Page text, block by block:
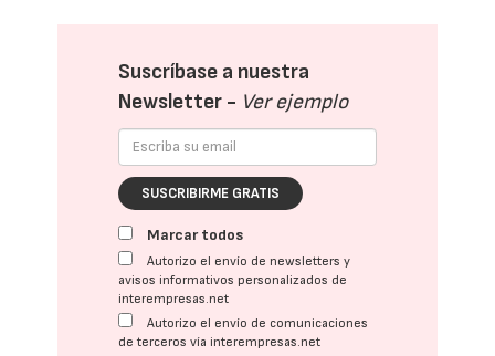
Suscríbase a nuestra
Newsletter - Ver ejemplo
SUSCRIBIRME GRATIS
Marcar todos
Autorizo el envío de newsletters y
avisos informativos personalizados de
interempresas.net
Autorizo el envío de comunicaciones
de terceros vía interempresas.net